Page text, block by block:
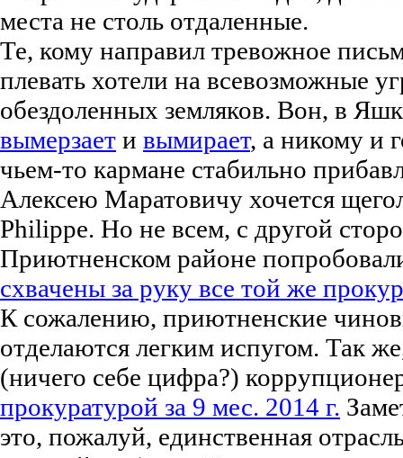
места не столь отдаленные.
Те, кому направил тревожное
плевать хотели на всевозможные
обездоленных земляков. Вон, в
вымерзает и вымирает, а никому и
чьем-то кармане стабильно
Алексею Маратовичу хочется
Philippe. Но не всем, с другой
Приютненском районе
схвачены за руку все той же
К сожалению, приютненские
отделаются легким испугом. Так
(ничего себе цифра?)
прокуратурой за 9 мес. 2014 г.
это, пожалуй, единственная